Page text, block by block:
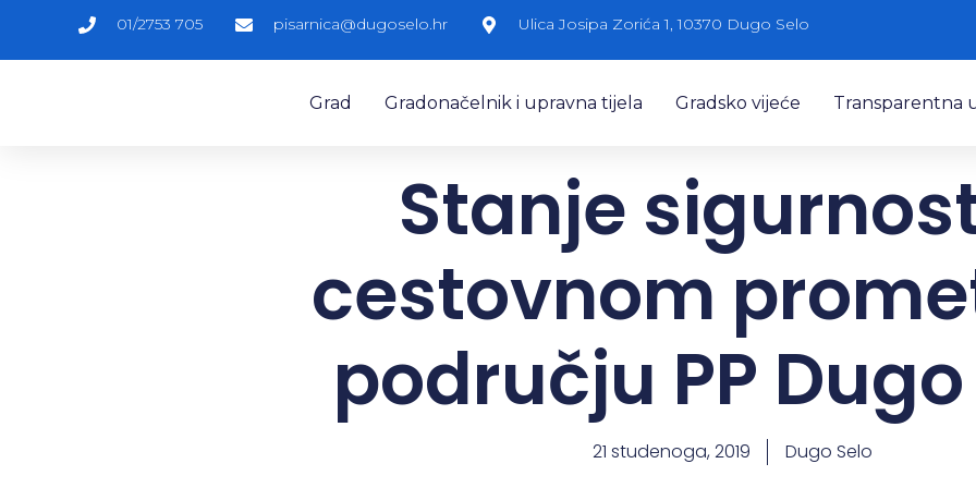
01/2753 705 pisarnica@dugoselo.hr Ulica Josipa Zorića 1, 10370 Dugo Selo
Grad Gradonačelnik i upravna tijela Gradsko vijeće Transparentna
Stanje
cestovnom
području PP
21 studenoga, 2019 Dugo Selo